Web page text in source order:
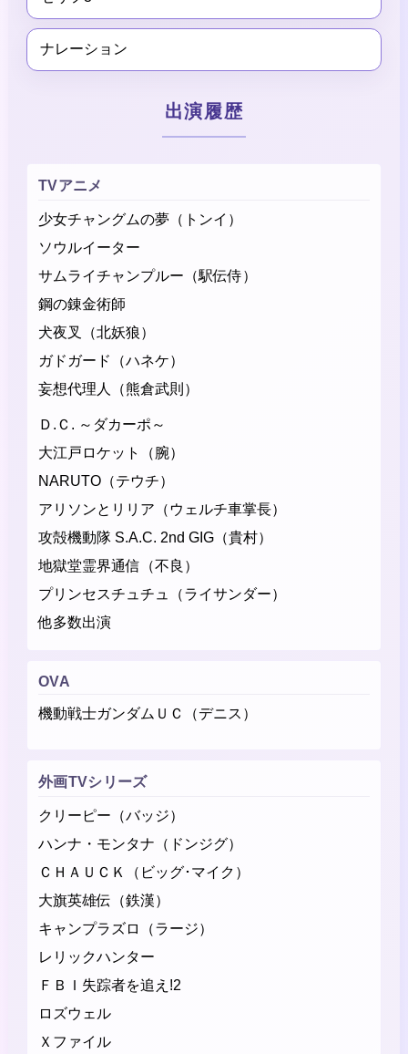
ナレーション
出演履歴
TVアニメ
少女チャングムの夢（トンイ）
ソウルイーター
サムライチャンプルー（駅伝侍）
鋼の錬金術師
犬夜叉（北妖狼）
ガドガード（ハネケ）
妄想代理人（熊倉武則）
Ｄ.Ｃ. ～ダカーポ～
大江戸ロケット（腕）
NARUTO（テウチ）
アリソンとリリア（ウェルチ車掌長）
攻殻機動隊 S.A.C. 2nd GIG（貴村）
地獄堂霊界通信（不良）
プリンセスチュチュ（ライサンダー）
他多数出演
OVA
機動戦士ガンダムＵＣ（デニス）
外画TVシリーズ
クリーピー（バッジ）
ハンナ・モンタナ（ドンジグ）
ＣＨＡＵＣＫ（ビッグ･マイク）
大旗英雄伝（鉄漢）
キャンプラズロ（ラージ）
レリックハンター
ＦＢＩ失踪者を追え!2
ロズウェル
Ｘファイル